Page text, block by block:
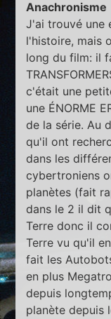
Anachronisme
J'ai trouvé une
l'histoire, mais
long du film: il
c'était une
une ÉNORME
de la série. Au
qu'il ont
dans les
cybertroniens
planètes (fait
dans le 2 il dit
Terre donc il
Terre vu qu'il
fait les
en plus
depuis
planète depuis